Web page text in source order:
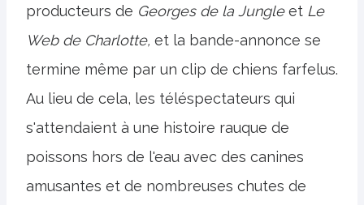
producteurs de Georges de la Jungleet Le
Web de Charlotte, et la bande-annonce se
termine même par un clip de chiens farfelus.
Au lieu de cela, les téléspectateurs qui
s'attendaient à une histoire rauque de
poissons hors de l'eau avec des canines
amusantes et de nombreuses chutes de